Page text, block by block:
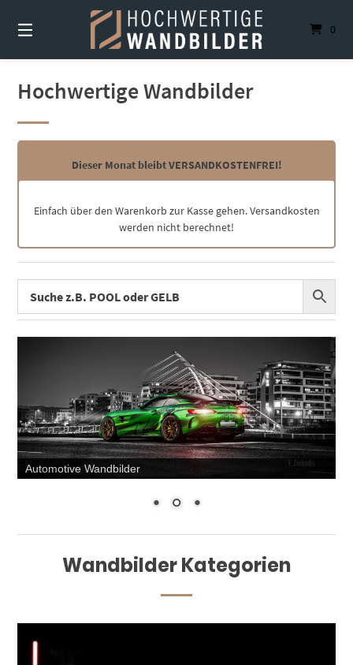
zum
Inhalt
0
Hochwertige Wandbilder
Dieser Monat bleibt VERSANDKOSTENFREI!
Einfach über den Warenkorb zur Kasse gehen. Versandkosten
werden nicht berechnet!
Automotive Wandbilder
Wandbilder Kategorien